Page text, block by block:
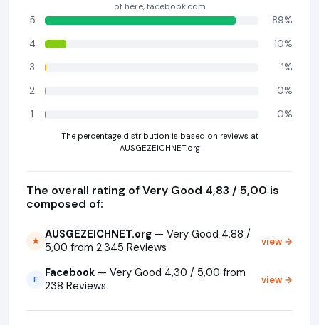
of here, facebook.com
5
89%
4
10%
3
1%
2
0%
1
0%
The percentage distribution is based on reviews at
AUSGEZEICHNET.org
The overall rating of Very Good 4,83 / 5,00 is
composed of:
★ AUSGEZEICHNET.org — Very Good 4,88 /
5,00 from 2.345 Reviews
view →
F Facebook — Very Good 4,30 / 5,00 from
238 Reviews
view →